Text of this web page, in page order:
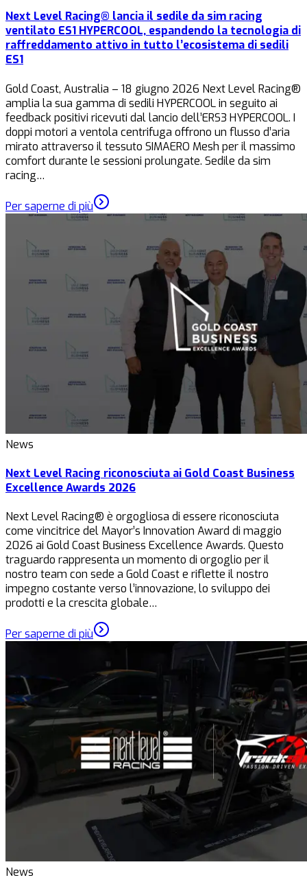
Next Level Racing® lancia il sedile da sim racing
ventilato ES1 HYPERCOOL, espandendo la tecnologia di
raffreddamento attivo in tutto l’ecosistema di sedili
ES1
Gold Coast, Australia – 18 giugno 2026 Next Level Racing®
amplia la sua gamma di sedili HYPERCOOL in seguito ai
feedback positivi ricevuti dal lancio dell’ERS3 HYPERCOOL. I
doppi motori a ventola centrifuga offrono un flusso d’aria
mirato attraverso il tessuto SIMAERO Mesh per il massimo
comfort durante le sessioni prolungate. Sedile da sim
racing…
Per saperne di più
News
Next Level Racing riconosciuta ai Gold Coast Business
Excellence Awards 2026
Next Level Racing® è orgogliosa di essere riconosciuta
come vincitrice del Mayor’s Innovation Award di maggio
2026 ai Gold Coast Business Excellence Awards. Questo
traguardo rappresenta un momento di orgoglio per il
nostro team con sede a Gold Coast e riflette il nostro
impegno costante verso l’innovazione, lo sviluppo dei
prodotti e la crescita globale…
Per saperne di più
News